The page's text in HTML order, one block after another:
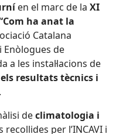
en el marc de la XI
ha anat la
Catalana
i Enòlogues de
a les instal·lacions de
resultats tècnics i
.
declimatologia i
per l’INCAVI i